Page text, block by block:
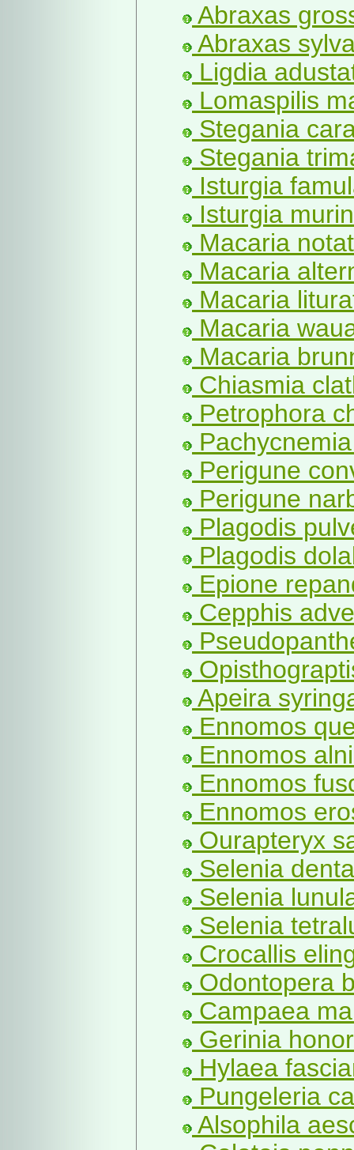
Abraxas
Abraxas
Ligdia
Lomaspilis
Stegania
Stegania
Isturgia
Isturgia
Macaria
Macaria
Macaria
Macaria
Macaria
Chiasmia
Petrophora
Perigune
Perigune
Plagodis
Plagodis
Epione
Cepphis
Apeira
Ennomos
Ennomos
Ennomos
Ennomos
Ourapteryx
Selenia
Selenia
Selenia
Crocallis
Odontopera
Campaea
Gerinia
Hylaea
Pungeleria
Alsophila